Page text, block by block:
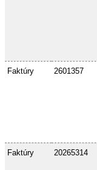
Faktúry 2601357
Faktúry 20265314